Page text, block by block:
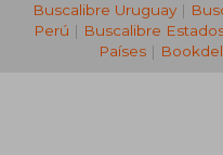
Buscalibre Uruguay|
Perú | Buscalibre
Países |